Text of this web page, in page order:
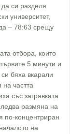
си разделя
университет,
– 78:63 срещу
отбора, които
5 минути и
бяха вкарали
частта
със загрявката
размяна на
по-концентриран
на